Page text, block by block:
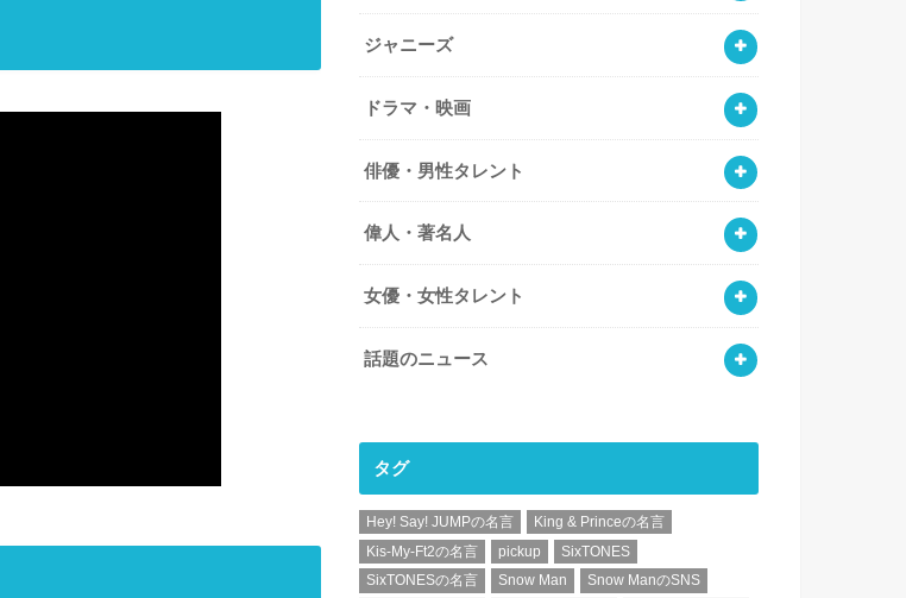
ジャニーズ
ドラマ・映画
俳優・男性タレント
偉人・著名人
女優・女性タレント
話題のニュース
タグ
Hey! Say! JUMPの名言
King & Princeの名言
Kis-My-Ft2の名言
pickup
SixTONES
SixTONESの名言
Snow Man
Snow ManのSNS